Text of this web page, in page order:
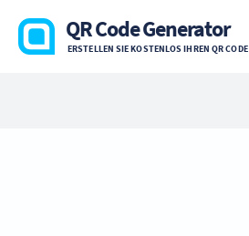
QR Code Generator
ERSTELLEN SIE KOSTENLOS IHREN QR CODE